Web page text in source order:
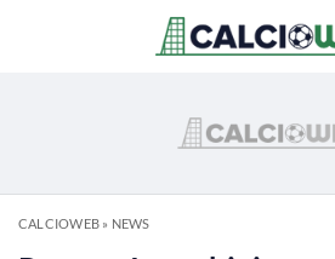
CALCIOWEB» NEWS